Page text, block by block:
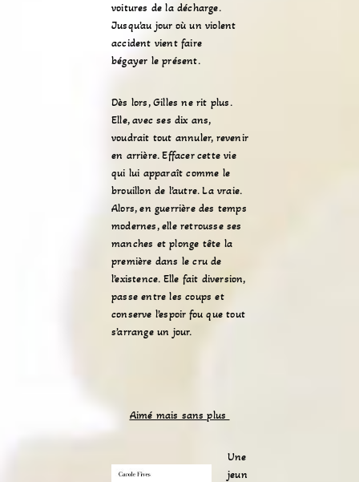
voitures de la décharge.
Jusqu’au jour où un violent
accident vient faire
bégayer le présent.
Dès lors, Gilles ne rit plus.
Elle, avec ses dix ans,
voudrait tout annuler, revenir
en arrière. Effacer cette vie
qui lui apparaît comme le
brouillon de l’autre. La vraie.
Alors, en guerrière des temps
modernes, elle retrousse ses
manches et plonge tête la
première dans le cru de
l’existence. Elle fait diversion,
passe entre les coups et
conserve l’espoir fou que tout
s’arrange un jour.
Aimé mais sans plus
Une
jeun